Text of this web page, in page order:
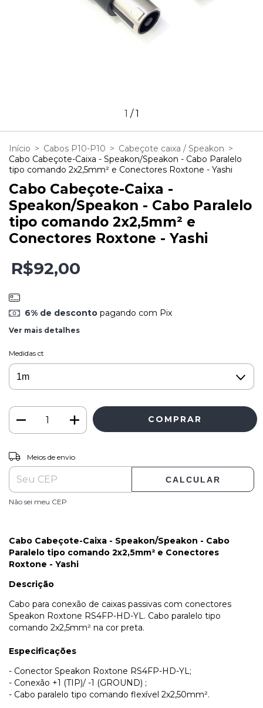
1 /1
Início > Cabos P10-P10 > Cabeçote caixa / Speakon >
Cabo Cabeçote-Caixa - Speakon/Speakon - Cabo Paralelo
tipo comando 2x2,5mm² e Conectores Roxtone - Yashi
Cabo Cabeçote-Caixa -
Speakon/Speakon - Cabo Paralelo
tipo comando 2x2,5mm² e
Conectores Roxtone - Yashi
R$92,00
6% de descontopagando com Pix
Ver mais detalhes
Medidas ct
Entregas para o CEP:
Meios de envio
CALCULAR
Não sei meu CEP
Cabo Cabeçote-Caixa - Speakon/Speakon - Cabo
Paralelo tipo comando 2x2,5mm² e Conectores
Roxtone - Yashi
Descrição
Cabo para conexão de caixas passivas com conectores
Speakon Roxtone RS4FP-HD-YL. Cabo paralelo tipo
comando 2x2,5mm² na cor preta.
Especificações
- Conector Speakon Roxtone RS4FP-HD-YL;
- Conexão +1 (TIP)/ -1 (GROUND) ;
- Cabo paralelo tipo comando flexível 2x2,50mm².